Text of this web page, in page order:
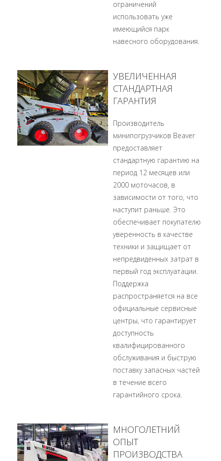
ограничений
использовать уже
имеющийся парк
навесного оборудования.
УВЕЛИЧЕННАЯ
СТАНДАРТНАЯ
ГАРАНТИЯ
Производитель
минипогрузчиков Beaver
предоставляет
стандартную гарантию на
период 12 месяцев или
2000 моточасов, в
зависимости от того, что
наступит раньше. Это
обеспечивает покупателю
уверенность в качестве
техники и защищает от
непредвиденных затрат в
первый год эксплуатации.
Поддержка
распространяется на все
официальные сервисные
центры, что гарантирует
доступность
квалифицированного
обслуживания и быструю
поставку запасных частей
в течение всего
гарантийного срока.
МНОГОЛЕТНИЙ
ОПЫТ
ПРОИЗВОДСТВА